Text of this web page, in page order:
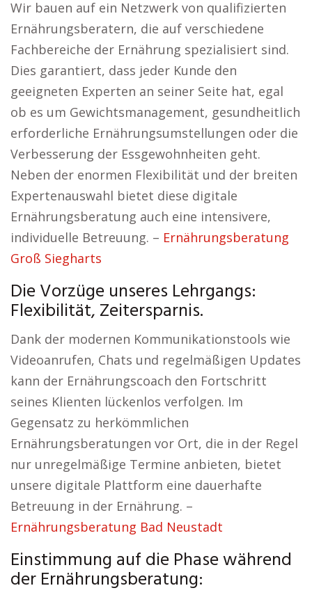
Wir bauen auf ein Netzwerk von qualifizierten
Ernährungsberatern, die auf verschiedene
Fachbereiche der Ernährung spezialisiert sind.
Dies garantiert, dass jeder Kunde den
geeigneten Experten an seiner Seite hat, egal
ob es um Gewichtsmanagement, gesundheitlich
erforderliche Ernährungsumstellungen oder die
Verbesserung der Essgewohnheiten geht.
Neben der enormen Flexibilität und der breiten
Expertenauswahl bietet diese digitale
Ernährungsberatung auch eine intensivere,
individuelle Betreuung. – Ernährungsberatung
Groß Siegharts
Die Vorzüge unseres Lehrgangs:
Flexibilität, Zeitersparnis.
Dank der modernen Kommunikationstools wie
Videoanrufen, Chats und regelmäßigen Updates
kann der Ernährungscoach den Fortschritt
seines Klienten lückenlos verfolgen. Im
Gegensatz zu herkömmlichen
Ernährungsberatungen vor Ort, die in der Regel
nur unregelmäßige Termine anbieten, bietet
unsere digitale Plattform eine dauerhafte
Betreuung in der Ernährung. –
Ernährungsberatung Bad Neustadt
Einstimmung auf die Phase während
der Ernährungsberatung: